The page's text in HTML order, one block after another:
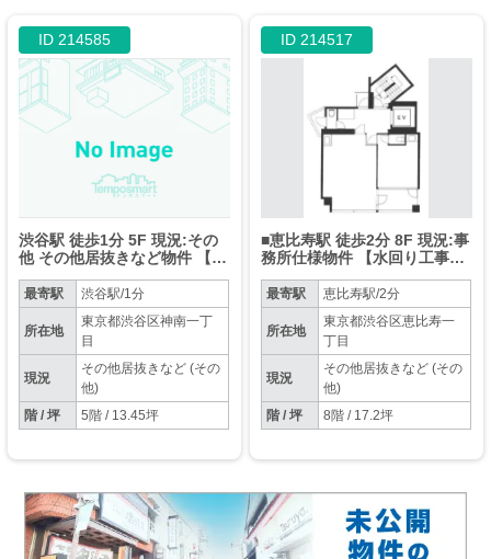
ID 214585
渋谷駅 徒歩1分 5F 現況:その
他 その他居抜きなど物件 【飲
最寄駅 渋谷駅/1分
所在地
東京都渋谷区神南一丁
目
現況
その他居抜きなど (その
他)
階 / 坪
5階 / 13.45坪
ID 214517
■恵比寿駅 徒歩2分 8F 現況:事
務所仕様物件 【水回り工事を
不可(※備考欄要確認)】
最寄駅 恵比寿駅/2分
所在地
東京都渋谷区恵比寿一
丁目
現況
その他居抜きなど (その
他)
階 / 坪
8階 / 17.2坪